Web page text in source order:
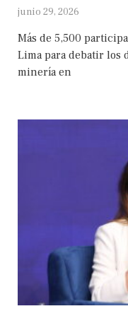
junio 29, 2026
Más de 5,500
Lima para debatir los
minería en